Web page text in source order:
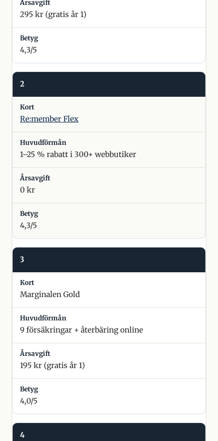
295 kr (gratis år 1)
4,3/5
2
Re:member Flex
1–25 % rabatt i 300+ webbutiker
0 kr
4,3/5
3
Marginalen Gold
9 försäkringar + återbäring online
195 kr (gratis år 1)
4,0/5
4